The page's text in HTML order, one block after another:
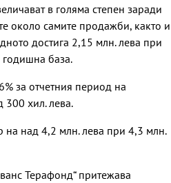
в голяма степен заради
около самите продажби, както и
достига 2,15 млн. лева при
база.
за отчетния период на
300 хил. лева.
на над 4,2 млн. лева при 4,3 млн.
Терафонд“ притежава
преподписа с Реал